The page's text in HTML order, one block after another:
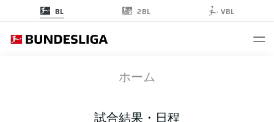
BL 2BL VBL
ホーム
試合結果・日程
M05 BMG